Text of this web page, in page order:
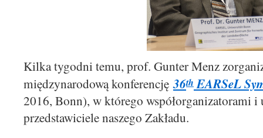
Kilka tygodni temu, prof. Gunter Menz
międzynarodową konferencję36th EARSeL
2016, Bonn), w którego współorganizatorami
przedstawiciele naszego Zakładu.